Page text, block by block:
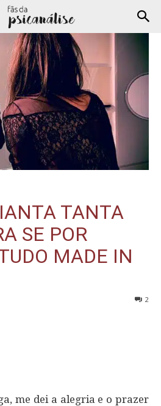
TANTA
SE POR
MADE IN
2
me dei a alegria e o prazer